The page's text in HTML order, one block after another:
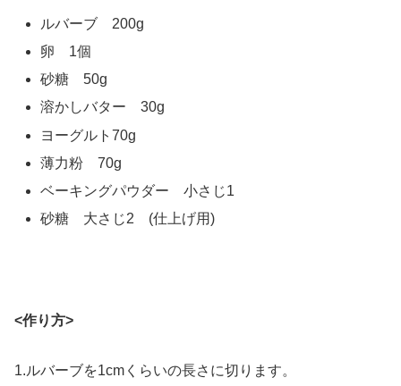
ルバーブ 200g
卵 1個
砂糖 50g
溶かしバター 30g
ヨーグルト70g
薄力粉 70g
ベーキングパウダー 小さじ1
砂糖 大さじ2 (仕上げ用)
<作り方>
1.ルバーブを1cmくらいの長さに切ります。